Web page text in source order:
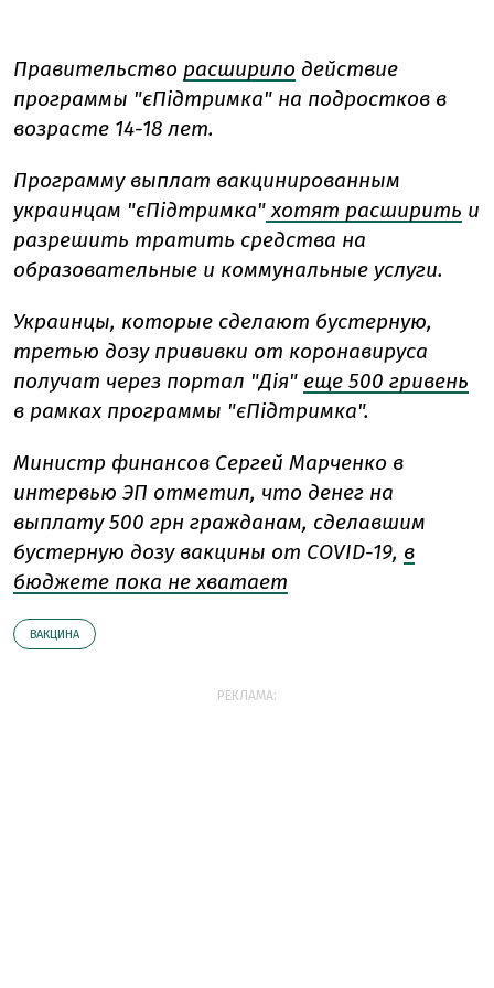
Правительство расширило действие
программы "єПідтримка" на подростков в
возрасте 14-18 лет.
Программу выплат вакцинированным
украинцам "єПідтримка"хотят расширить и
разрешить тратить средства на
образовательные и коммунальные услуги.
Украинцы, которые сделают бустерную,
третью дозу прививки от коронавируса
получат через портал "Дія" еще 500 гривень
в рамках программы "єПідтримка".
Министр финансов Сергей Марченко в
интервью ЭП отметил, что денег на
выплату 500 грн гражданам, сделавшим
бустерную дозу вакцины от COVID-19, в
бюджете пока не хватает
ВАКЦИНА
РЕКЛАМА: